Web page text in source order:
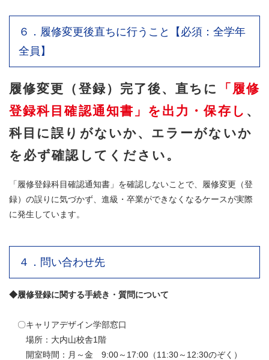
６．履修変更後直ちに行うこと【必須：全学年
全員】
履修変更（登録）完了後、直ちに
「履修
登録科目確認通知書」を出力・保存し 、
科目に誤りがないか、エラーがないか
を 必ず確認してください。
「履修登録科目確認通知書」を確認しないことで、履修変更（登
録）の誤りに気づかず、進級・卒業ができなくなるケースが実際
に発生しています。
４．問い合わせ先
◆履修登録に関する手続き・質問について
〇キャリアデザイン学部窓口
場所：大内山校舎1階
開室時間：月～金 9:00～17:00（11:30～12:30のぞく）